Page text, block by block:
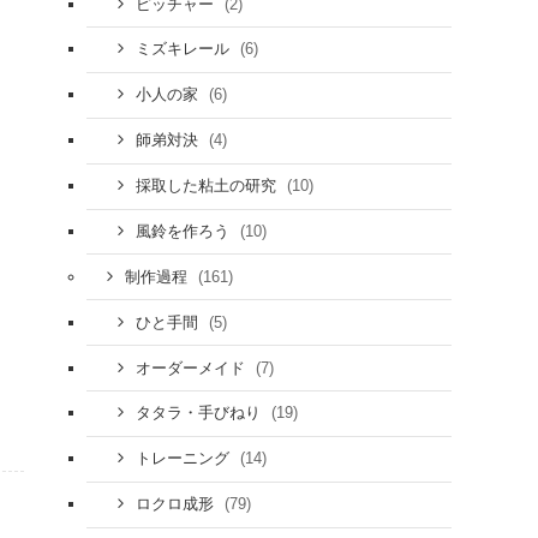
ピッチャー (2)
ミズキレール (6)
小人の家 (6)
師弟対決 (4)
採取した粘土の研究 (10)
風鈴を作ろう (10)
制作過程 (161)
ひと手間 (5)
オーダーメイド (7)
タタラ・手びねり (19)
トレーニング (14)
ロクロ成形 (79)